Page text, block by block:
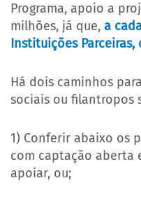
Programa, apoio a
milhões, já que, a
Instituições Parceiras,
Há dois caminhos
sociais ou filantropos
1) Conferir abaixo os
com captação aberta
apoiar, ou;